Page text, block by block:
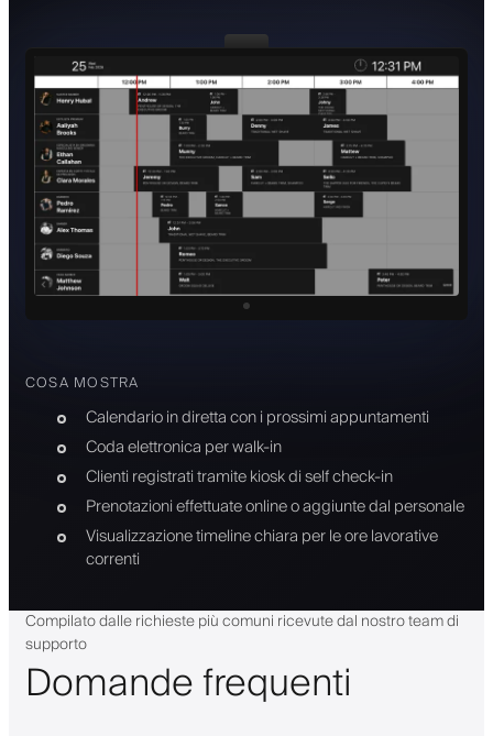
COSA MOSTRA
Calendario in diretta con i prossimi appuntamenti
Coda elettronica per walk-in
Clienti registrati tramite kiosk di self check-in
Prenotazioni effettuate online o aggiunte dal personale
Visualizzazione timeline chiara per le ore lavorative
correnti
Compilato dalle richieste più comuni ricevute dal nostro team di
supporto
Domande frequenti